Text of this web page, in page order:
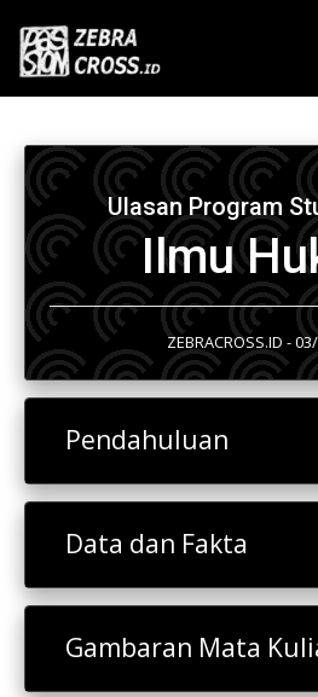
Ulasan Program
Ilmu
ZEBRACROSS.ID -
Pendahuluan
Data dan Fakta
Gambaran Mata